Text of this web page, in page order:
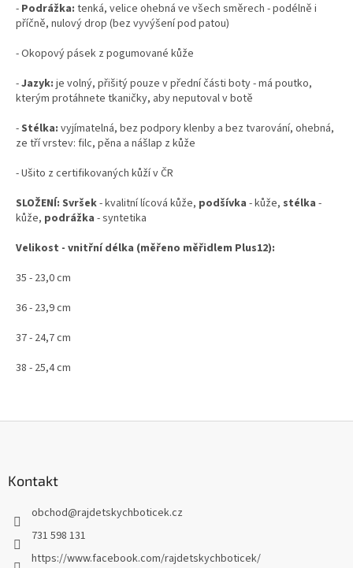
- Podrážka: tenká, velice ohebná ve všech směrech - podélně i
příčně, nulový drop (bez vyvýšení pod patou)
- Okopový pásek z pogumované kůže
-Jazyk: je volný, přišitý pouze v přední části boty - má poutko,
kterým protáhnete tkaničky, aby neputoval v botě
-Stélka: vyjímatelná, bez podpory klenby a bez tvarování, ohebná,
ze tří vrstev: filc, pěna a nášlap z kůže
- Ušito z certifikovaných kůží v ČR
SLOŽENÍ: Svršek- kvalitní lícová kůže, podšívka - kůže, stélka -
kůže, podrážka - syntetika
Velikost - vnitřní délka (měřeno měřidlem Plus12):
35 - 23,0 cm
36 - 23,9 cm
37 - 24,7 cm
38 - 25,4 cm
Kontakt
obchod@rajdetskychboticek.cz
731 598 131
https://www.facebook.com/rajdetskychboticek/